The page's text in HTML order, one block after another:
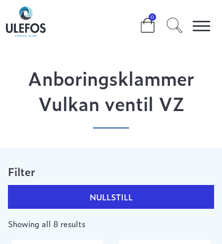
0
>> ANBORINGSKLAMMER VULKAN VENTIL VZ
Anboringsklammer
Vulkan ventil VZ
Filter
NULLSTILL
Showing all 8 results